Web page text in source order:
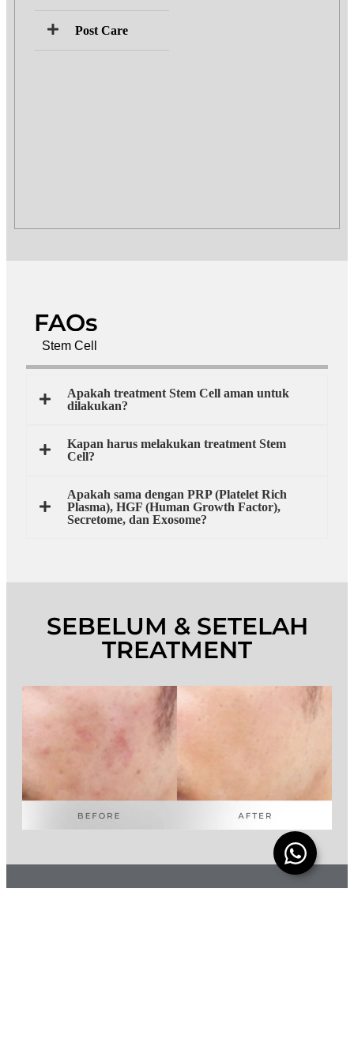
Post Care
FAQs
Stem Cell
Apakah treatment Stem Cell aman untuk
dilakukan?
Kapan harus melakukan treatment Stem
Cell?
Apakah sama dengan PRP (Platelet Rich
Plasma), HGF (Human Growth Factor),
Secretome, dan Exosome?
SEBELUM & SETELAH
TREATMENT